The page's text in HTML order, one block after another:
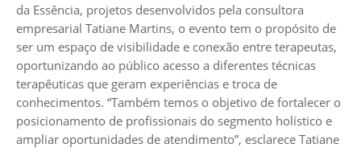
da Essência, projetos desenvolvidos pela consultora
empresarial Tatiane Martins, o evento tem o propósito de
ser um espaço de visibilidade e conexão entre terapeutas,
oportunizando ao público acesso a diferentes técnicas
terapêuticas que geram experiências e troca de
conhecimentos. “Também temos o objetivo de fortalecer o
posicionamento de profissionais do segmento holístico e
ampliar oportunidades de atendimento”, esclarece Tatiane